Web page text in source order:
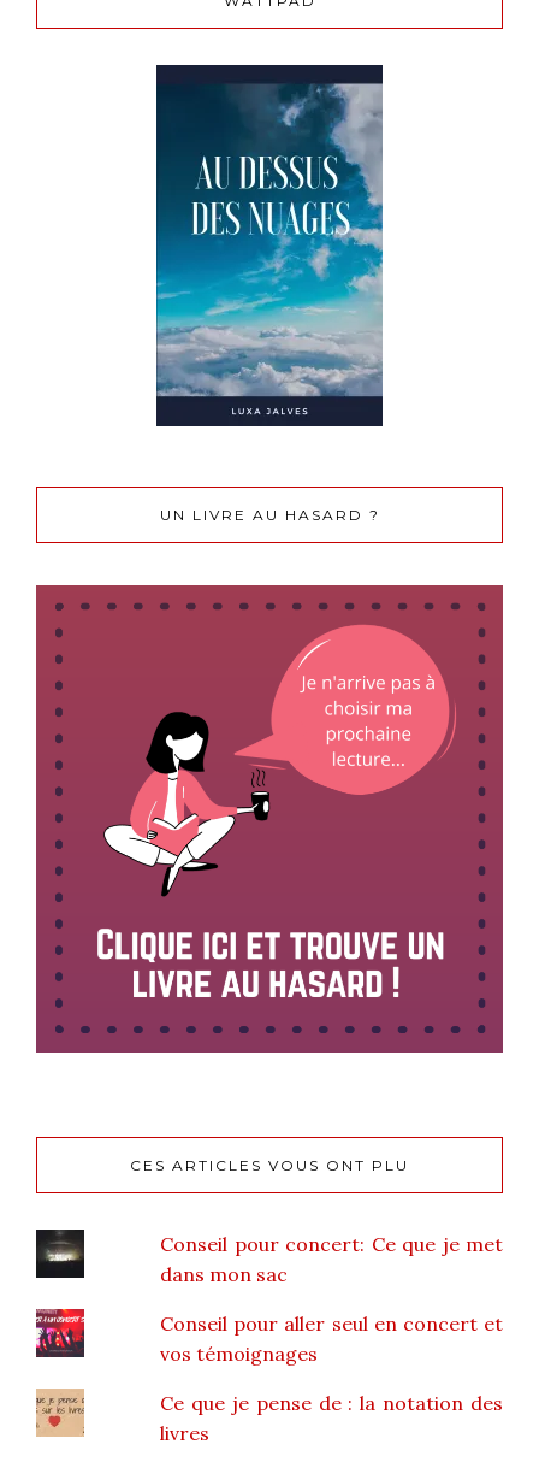
UN LIVRE AU HASARD ?
CES ARTICLES VOUS ONT PLU
Conseil pour concert: Ce que je met
dans mon sac
Conseil pour aller seul en concert et
vos témoignages
Ce que je pense de : la notation des
livres